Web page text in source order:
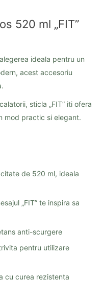
520 ml „FIT”
ideala pentru un
acest accesoriu
sticla „FIT” iti ofera
mod practic si elegant.
de 520 ml, ideala
„FIT” te inspira sa
anti-scurgere
pentru utilizare
cu curea rezistenta